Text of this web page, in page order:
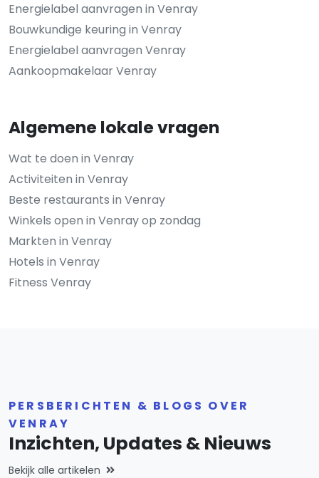
Energielabel aanvragen in Venray
Bouwkundige keuring in Venray
Energielabel aanvragen Venray
Aankoopmakelaar Venray
Algemene lokale vragen
Wat te doen in Venray
Activiteiten in Venray
Beste restaurants in Venray
Winkels open in Venray op zondag
Markten in Venray
Hotels in Venray
Fitness Venray
PERSBERICHTEN & BLOGS OVER
VENRAY
Inzichten, Updates & Nieuws
Bekijk alle artikelen